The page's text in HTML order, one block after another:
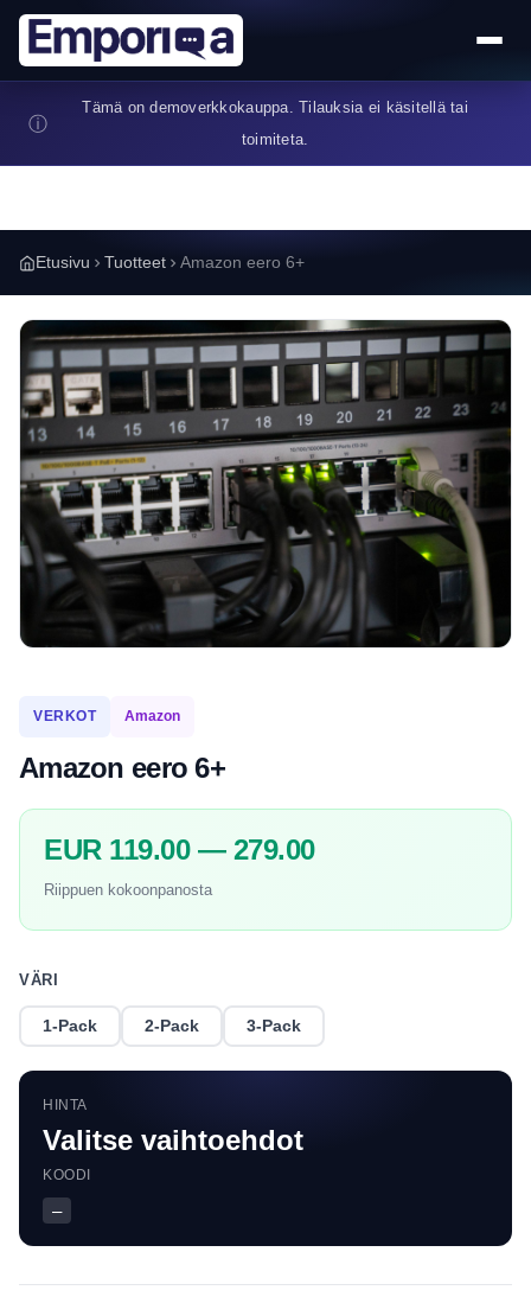
Hyppää pääsisältöön
ⓘ
Tämä on demoverkkokauppa. Tilauksia ei käsitellä tai
toimiteta.
Etusivu Tuotteet Amazon eero 6+
VERKOT Amazon
Amazon eero 6+
EUR 119.00 — 279.00
Riippuen kokoonpanosta
VÄRI
1-Pack 2-Pack 3-Pack
HINTA
Valitse vaihtoehdot
KOODI
—